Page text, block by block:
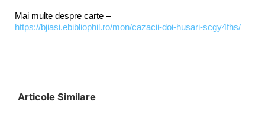
Mai multe despre carte –
https://bjiasi.ebibliophil.ro/mon/cazacii-doi-husari-scgy4fhs/
Articole Similare